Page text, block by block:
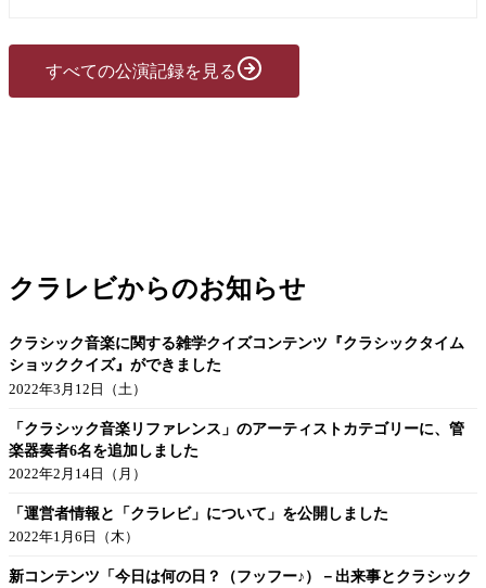
すべての公演記録を見る
クラレビからのお知らせ
クラシック音楽に関する雑学クイズコンテンツ『クラシックタイム
ショッククイズ』ができました
2022年3月12日（土）
「クラシック音楽リファレンス」のアーティストカテゴリーに、管
楽器奏者6名を追加しました
2022年2月14日（月）
「運営者情報と「クラレビ」について」を公開しました
2022年1月6日（木）
新コンテンツ「今日は何の日？（フッフー♪）－出来事とクラシック